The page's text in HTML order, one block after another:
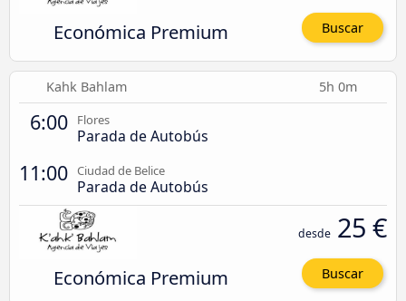
Económica Premium Buscar
Kahk Bahlam 5h 0m
6:00 Flores
Parada de Autobús
11:00 Ciudad de Belice
Parada de Autobús
Económica Premium
desde 25 €
Buscar